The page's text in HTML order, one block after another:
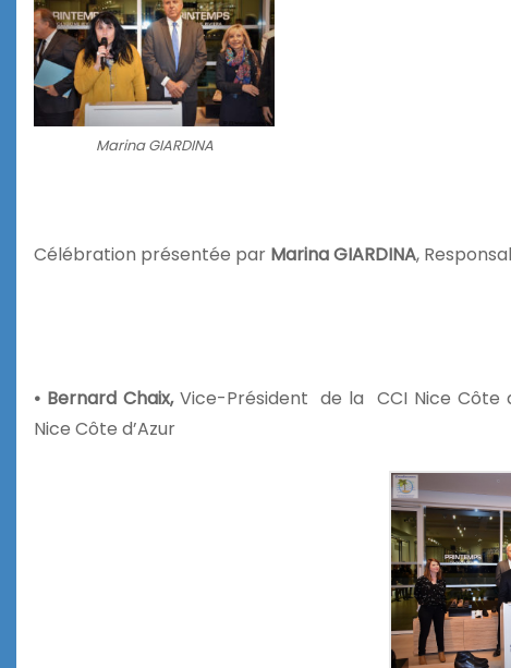
Marina GIARDINA
Célébration présentée par MarinaGIARDINA,
• Bernard Chaix, Vice-Président de la CCI Nice Côte
Nice Côte d’Azur